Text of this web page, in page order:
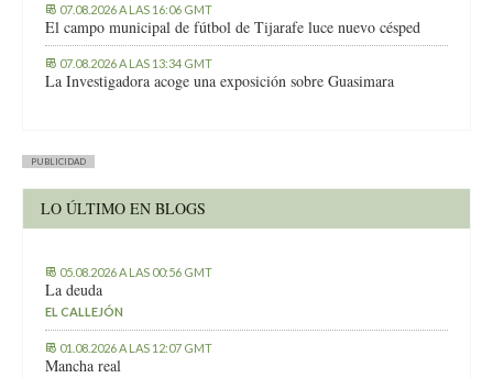
07.08.2026 A LAS 16:06 GMT
El campo municipal de fútbol de Tijarafe luce nuevo césped
07.08.2026 A LAS 13:34 GMT
La Investigadora acoge una exposición sobre Guasimara
PUBLICIDAD
LO ÚLTIMO EN BLOGS
05.08.2026 A LAS 00:56 GMT
La deuda
EL CALLEJÓN
01.08.2026 A LAS 12:07 GMT
Mancha real